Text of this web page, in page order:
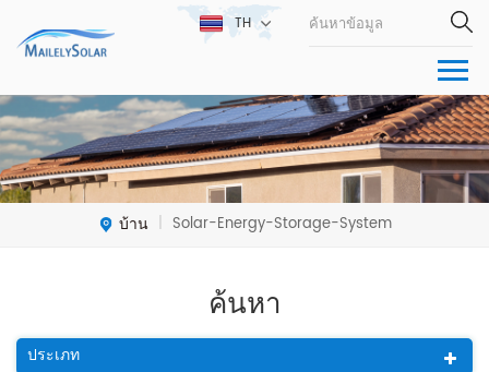
TH
บ้าน | Solar-Energy-Storage-System
ค้นหา
ประเภท